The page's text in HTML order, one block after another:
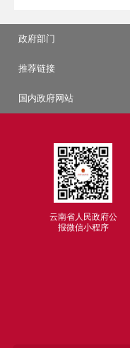
政府部门
推荐链接
国内政府网站
云南省人民政府公
报微信小程序